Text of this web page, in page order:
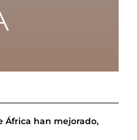
África han mejorado,